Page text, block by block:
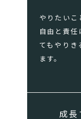
やりたいこ
自由と責任
てもやりき
ます。
成